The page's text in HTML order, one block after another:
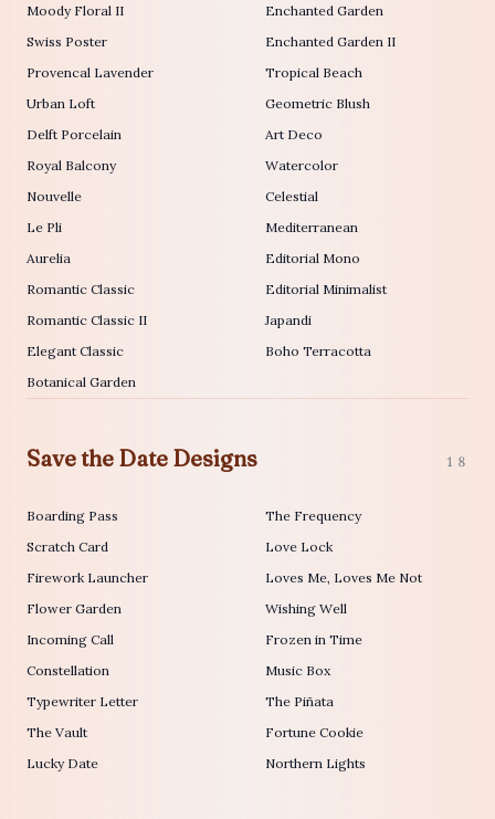
Moody Floral II
Swiss Poster
Provencal Lavender
Urban Loft
Delft Porcelain
Royal Balcony
Nouvelle
Le Pli
Aurelia
Romantic Classic
Romantic Classic II
Elegant Classic
Botanical Garden
Enchanted Garden
Enchanted Garden II
Tropical Beach
Geometric Blush
Art Deco
Watercolor
Celestial
Mediterranean
Editorial Mono
Editorial Minimalist
Japandi
Boho Terracotta
Save the Date Designs 18
Boarding Pass
Scratch Card
Firework Launcher
Flower Garden
Incoming Call
Constellation
Typewriter Letter
The Vault
Lucky Date
The Frequency
Love Lock
Loves Me, Loves Me Not
Wishing Well
Frozen in Time
Music Box
The Piñata
Fortune Cookie
Northern Lights